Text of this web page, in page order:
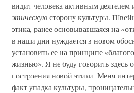
видит человека активным деятелем
этическуюсторону культуры.
этика, ранее основывавшаяся на
в наши дни нуждается в новом
установить ее на принципе
жизнью». Я не буду говорить здесь
построения новой этики. Меня
факт упадка культуры,